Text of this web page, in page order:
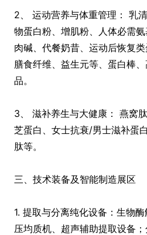
2、 运动营养与体重管理： 乳
物蛋白粉、增肌粉、人体必需
肉碱、代餐奶昔、运动后恢复类
膳食纤维、益生元等、蛋白棒
品。
3、 滋补养生与大健康： 燕窝
芝蛋白、女士抗衰/男士滋补蛋
肽等。
三、技术装备及智能制造展区
1. 提取与分离纯化设备：生物
压均质机、超声辅助提取设备